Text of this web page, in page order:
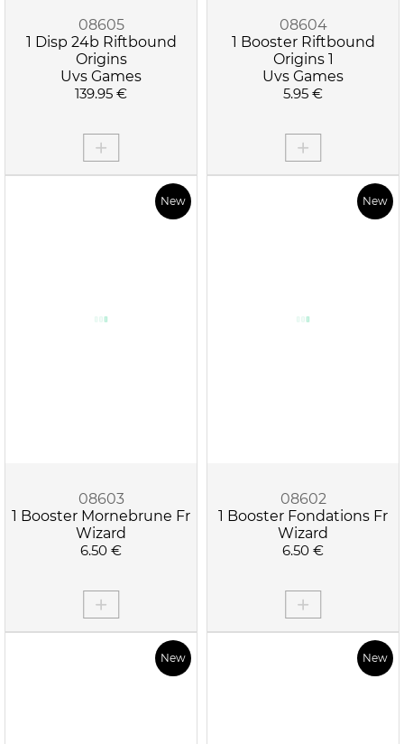
08605
1 Disp 24b Riftbound
Origins
Uvs Games
139.95 €
08604
1 Booster Riftbound
Origins 1
Uvs Games
5.95 €
New
08603
1 Booster Mornebrune Fr
Wizard
6.50 €
New
08602
1 Booster Fondations Fr
Wizard
6.50 €
New New